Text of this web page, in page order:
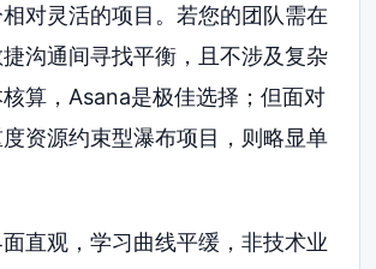
对灵活的项目。若您的团队需在
沟通间寻找平衡，且不涉及复杂
算，Asana是极佳选择；但面对
资源约束型瀑布项目，则略显单
直观，学习曲线平缓，非技术业